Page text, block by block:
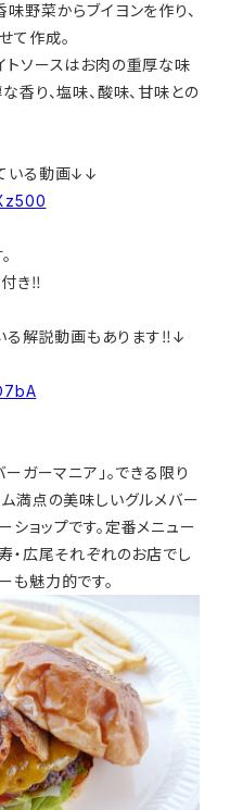
野菜からブイヨンを作り、
て作成。
トソースはお肉の重厚な味
香り、塩味、酸味、甘味との
いる動画↓↓
き‼︎
る解説動画もあります‼︎↓
ガーマニア」。できる限り
満点の美味しいグルメバー
ョップです。定番メニュー
・広尾それぞれのお店でし
も魅力的です。